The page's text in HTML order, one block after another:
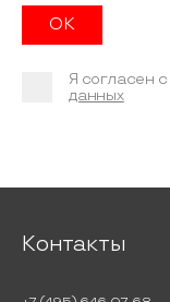
Я согласен с
данных
Контакты